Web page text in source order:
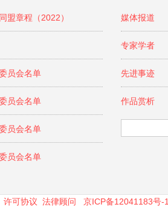
盟章程（2022）
员会名单
员会名单
员会名单
员会名单
媒体报道
专家学者
先进事迹
作品赏析
搜索表单
许可协议 法律顾问 京ICP备12041183号-1